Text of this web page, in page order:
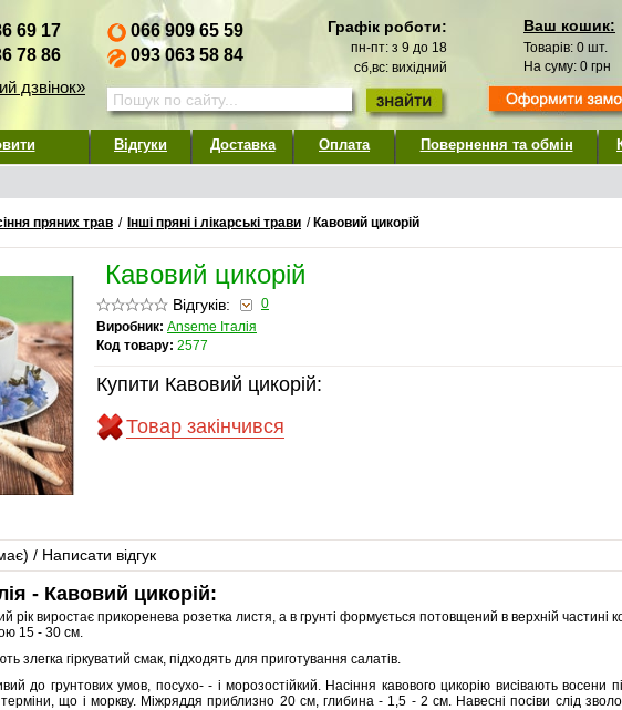
69 17
78 86
дзвінок»
066 909 65 59
093 063 58 84
Графік роботи:
пн-пт: з 9 до 18
сб,вс: вихідний
Ваш кошик:
Товарів: 0 шт.
На суму: 0 грн
Відгуки Доставка Оплата Повернення та обмін
пряних трав / Інші пряні і лікарські трави / Кавовий цикорій
Кавовий цикорій
Відгуків:
0
Виробник: Anseme Італія
Код товару: 2577
Купити Кавовий цикорій:
Товар закінчився
) / Написати відгук
- Кавовий цикорій:
рік виростає прикоренева розетка листя, а в грунті формується потовщений в верхній частині
15 - 30 см.
злегка гіркуватий смак, підходять для приготування салатів.
до грунтових умов, посухо- - і морозостійкий. Насіння кавового цикорію висівають восени
що і моркву. Міжряддя приблизно 20 см, глибина - 1,5 - 2 см. Навесні посіви слід